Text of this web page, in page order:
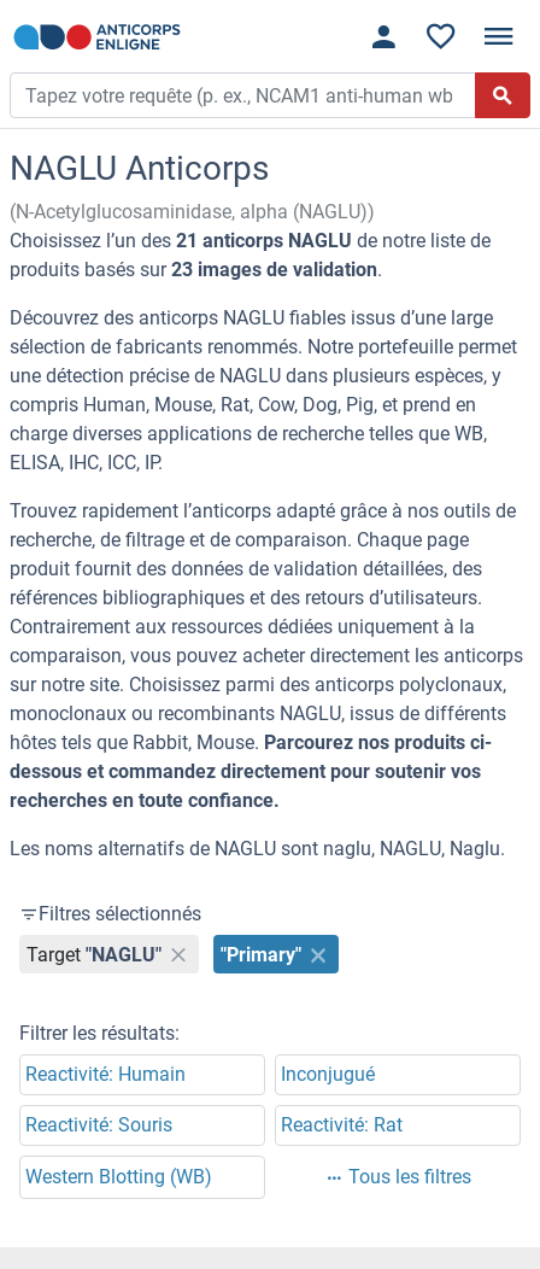
NAGLU Anticorps
(N-Acetylglucosaminidase, alpha (NAGLU))
Choisissez l’un des 21 anticorps NAGLU de notre liste de
produits basés sur23 images de validation.
Découvrez des anticorps NAGLU fiables issus d’une large
sélection de fabricants renommés. Notre portefeuille permet
une détection précise de NAGLU dans plusieurs espèces, y
compris Human, Mouse, Rat, Cow, Dog, Pig, et prend en
charge diverses applications de recherche telles que WB,
ELISA, IHC, ICC, IP.
Trouvez rapidement l’anticorps adapté grâce à nos outils de
recherche, de filtrage et de comparaison. Chaque page
produit fournit des données de validation détaillées, des
références bibliographiques et des retours d’utilisateurs.
Contrairement aux ressources dédiées uniquement à la
comparaison, vous pouvez acheter directement les anticorps
sur notre site. Choisissez parmi des anticorps polyclonaux,
monoclonaux ou recombinants NAGLU, issus de différents
hôtes tels que Rabbit, Mouse. Parcourez nos produits ci-
dessous et commandez directement pour soutenir vos
recherches en toute confiance.
Les noms alternatifs de NAGLU sont naglu, NAGLU, Naglu.
Filtres sélectionnés
Target "NAGLU" "Primary"
Filtrer les résultats:
Reactivité: Humain
Inconjugué
Reactivité: Souris Reactivité: Rat
Western Blotting (WB) Tous les filtres